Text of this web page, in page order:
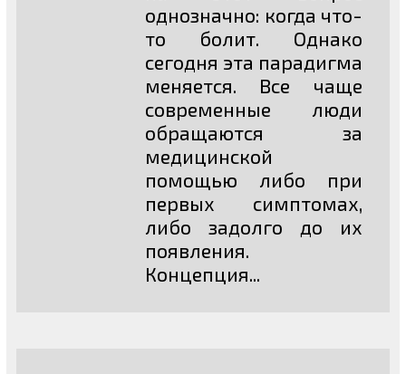
однозначно: когда что-
то болит. Однако
сегодня эта парадигма
меняется. Все чаще
современные люди
обращаются за
медицинской
помощью либо при
первых симптомах,
либо задолго до их
появления.
Концепция...